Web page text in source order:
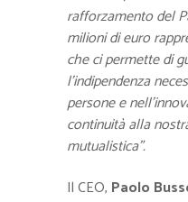
rafforzamento del
milioni di euro
che ci permette di
l’indipendenza
persone e
continuità alla
mutualistica”.
Il CEO, Paolo